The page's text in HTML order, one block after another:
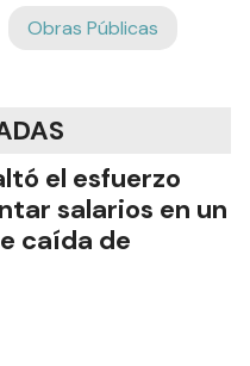
Obras Públicas
el esfuerzo
salarios en un
caída de